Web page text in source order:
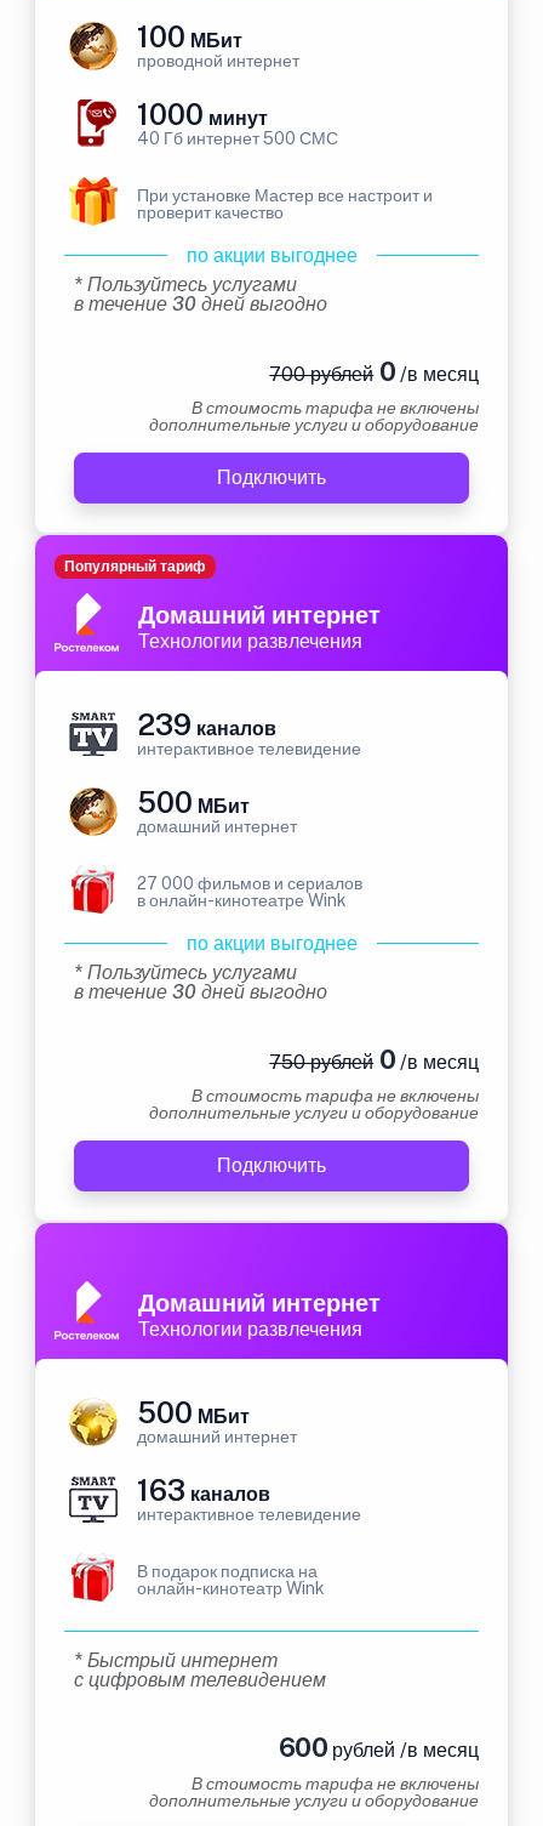
100 МБит
проводной интернет
1000 минут
40 Гб интернет 500 СМС
При установке Мастер все настроит и
проверит качество
по акции выгоднее
* Пользуйтесь услугами
в течение 30 дней выгодно
700 рублей0 /в месяц
В стоимость тарифа не включены
дополнительные услуги и оборудование
Подключить
Домашний интернет
Технологии развлечения
Популярный тариф
239 каналов
интерактивное телевидение
500 МБит
домашний интернет
27 000 фильмов и сериалов
в онлайн-кинотеатре Wink
по акции выгоднее
* Пользуйтесь услугами
в течение 30 дней выгодно
750 рублей0 /в месяц
В стоимость тарифа не включены
дополнительные услуги и оборудование
Подключить
Домашний интернет
Технологии развлечения
500 МБит
домашний интернет
163 каналов
интерактивное телевидение
В подарок подписка на
онлайн-кинотеатр Wink
* Быстрый интернет
с цифровым телевидением
600 рублей /в месяц
В стоимость тарифа не включены
дополнительные услуги и оборудование